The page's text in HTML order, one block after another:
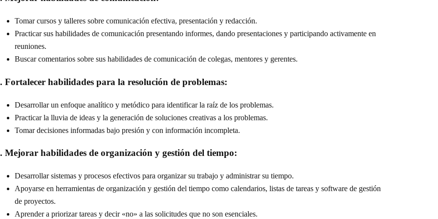
Tomar cursos y talleres sobre comunicación efectiva, presentación y redacción.
Practicar sus habilidades de comunicación presentando informes, dando presentaciones y participando activamente en
reuniones.
Buscar comentarios sobre sus habilidades de comunicación de colegas, mentores y gerentes.
Fortalecer habilidades para la resolución de problemas:
Desarrollar un enfoque analítico y metódico para identificar la raíz de los problemas.
Practicar la lluvia de ideas y la generación de soluciones creativas a los problemas.
Tomar decisiones informadas bajo presión y con información incompleta.
Mejorar habilidades de organización y gestión del tiempo:
Desarrollar sistemas y procesos efectivos para organizar su trabajo y administrar su tiempo.
Apoyarse en herramientas de organización y gestión del tiempo como calendarios, listas de tareas y software de gestión
de proyectos.
Aprender a priorizar tareas y decir «no» a las solicitudes que no son esenciales.